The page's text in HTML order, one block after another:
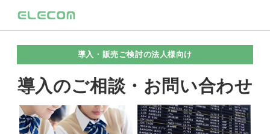
導入・販売ご検討の法人様向け
導入のご相談・お問い合わせ